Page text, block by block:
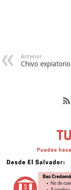
Anterior
Chivo expiatorio